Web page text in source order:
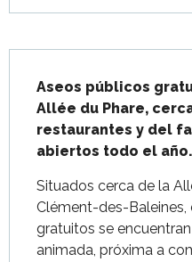
Aseos públicos
Allée du Phare,
restaurantes y del
abiertos todo el año.
Situados cerca de la
Clément-des-
gratuitos se
animada, próxima a